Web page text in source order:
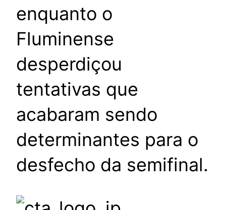
enquanto o
Fluminense
desperdiçou
tentativas que
acabaram sendo
determinantes para o
desfecho da semifinal.